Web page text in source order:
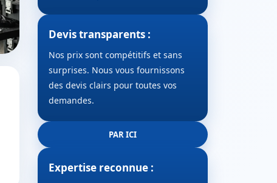
Devis transparents :
Nos prix sont compétitifs et sans
surprises. Nous vous fournissons
des devis clairs pour toutes vos
demandes.
PAR ICI
Expertise reconnue :